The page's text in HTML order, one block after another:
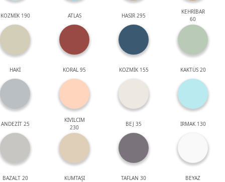
KOZMİK 190 ATLAS HASIR 295
KEHRİBAR
60
HAKİ KORAL 95 KOZMİK 155 KAKTÜS 20
ANDEZİT 25
KIVILCIM
230
BEJ 35 IRMAK 130
BAZALT 20 KUMTAŞI TAFLAN 30 BEYAZ